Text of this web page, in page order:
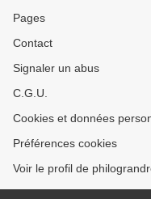
Pages
Contact
Signaler un abus
C.G.U.
Cookies et données
Préférences cookies
Voir le profil de